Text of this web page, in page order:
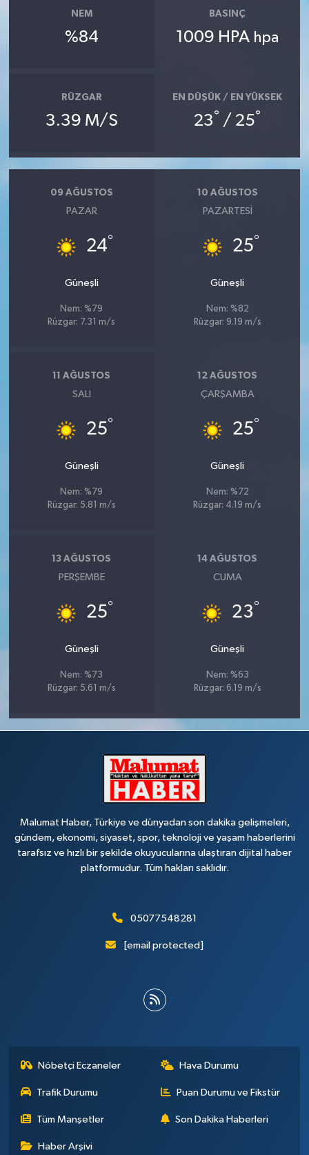
NEM
%84
BASINÇ
1009 HPA hpa
RÜZGAR
3.39 M/S
EN DÜŞÜK / EN YÜKSEK
23° / 25°
09 AĞUSTOS
PAZAR
24°
Güneşli
Nem: %79
Rüzgar: 7.31 m/s
10 AĞUSTOS
PAZARTESI
25°
Güneşli
Nem: %82
Rüzgar: 9.19 m/s
11 AĞUSTOS
SALI
25°
Güneşli
Nem: %79
Rüzgar: 5.81 m/s
12 AĞUSTOS
ÇARŞAMBA
25°
Güneşli
Nem: %72
Rüzgar: 4.19 m/s
13 AĞUSTOS
PERŞEMBE
25°
Güneşli
Nem: %73
Rüzgar: 5.61 m/s
14 AĞUSTOS
CUMA
23°
Güneşli
Nem: %63
Rüzgar: 6.19 m/s
Malumat Haber, Türkiye ve dünyadan son dakika gelişmeleri,
gündem, ekonomi, siyaset, spor, teknoloji ve yaşam haberlerini
tarafsız ve hızlı bir şekilde okuyucularına ulaştıran dijital haber
platformudur. Tüm hakları saklıdır.
05077548281
[email protected]
Nöbetçi Eczaneler Hava Durumu
Trafik Durumu Puan Durumu ve Fikstür
Tüm Manşetler Son Dakika Haberleri
Haber Arşivi